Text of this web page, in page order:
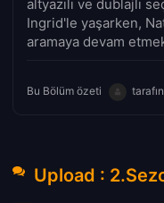
altyazılı ve dublajlı
Ingrid'le yaşarken,
aramaya devam
Bu Bölüm özeti